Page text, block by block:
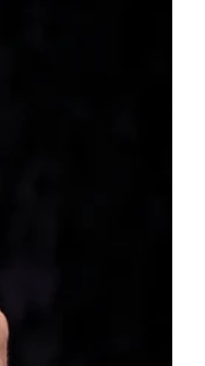
na liderança do grupo
três derrotas em três
uma derrota,
terá apenas o
o bicampeonato
no Canindé.